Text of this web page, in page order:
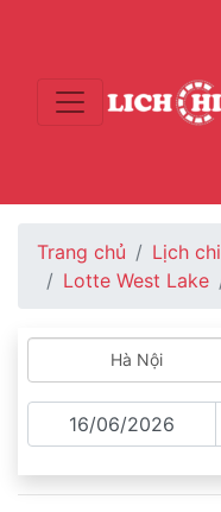
Trang chủ
Lịch
Lotte West Lake
Hà Nội